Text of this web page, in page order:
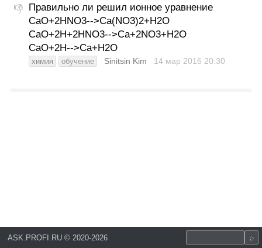
👎 Правильно ли решил ионное уравнение
CaO+2HNO3-->Ca(NO3)2+H2O
CaO+2H+2HNO3-->Ca+2NO3+H2O
CaO+2H-->Ca+H2O
химия обучение Sinitsin Kim 14 мар 2016 20:30
ASK.PROFI.RU © 2020-2026